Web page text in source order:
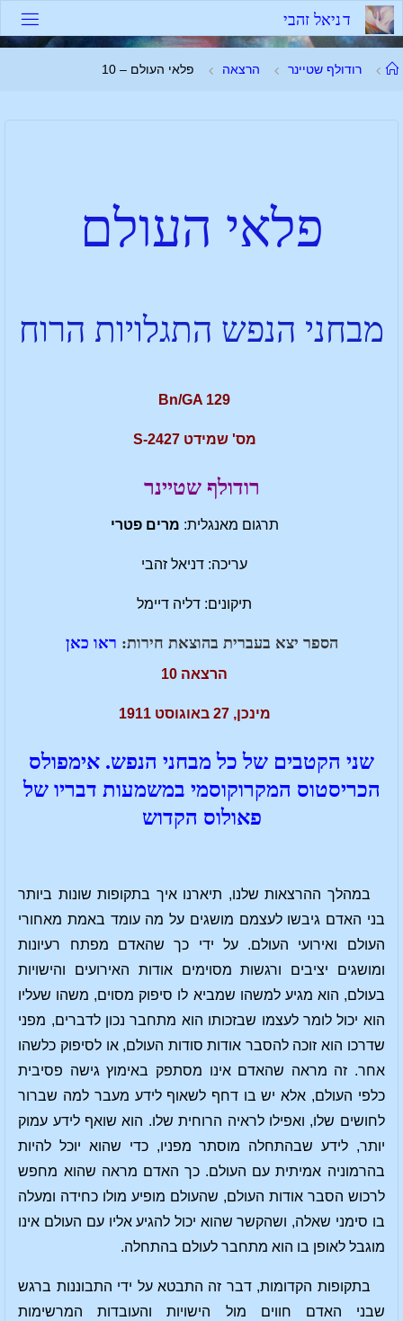
דניאל זהבי
רודולף שטיינר הרצאה פלאי העולם – 10
פלאי העולם
מבחני הנפש התגלויות הרוח
Bn/GA 129
מס' שמידט S-2427
רודולף שטיינר
תרגום מאנגלית: מרים פטרי
עריכה: דניאל זהבי
תיקונים: דליה דיימל
הספר יצא בעברית בהוצאת חירות: ראו כאן
הרצאה 10
מינכן, 27 באוגוסט 1911
שני הקטבים של כל מבחני הנפש. אימפולס
הכריסטוס המקרוקוסמי במשמעות דבריו של
פאולוס הקדוש
במהלך ההרצאות שלנו, תיארנו איך בתקופות שונות ביותר
בני האדם גיבשו לעצמם מושגים על מה עומד באמת מאחורי
העולם ואירועי העולם. על ידי כך שהאדם מפתח רעיונות
ומושגים יציבים ורגשות מסוימים אודות האירועים והישויות
בעולם, הוא מגיע למשהו שמביא לו סיפוק מסוים, משהו שעליו
הוא יכול לומר לעצמו שבזכותו הוא מתחבר נכון לדברים, מפני
שדרכו הוא זוכה להסבר אודות סודות העולם, או לסיפוק כלשהו
אחר. זה מראה שהאדם אינו מסתפק באימוץ גישה פסיבית
כלפי העולם, אלא יש בו דחף לשאוף לידע מעבר למה שברור
לחושים שלו, ואפילו לראיה הרוחית שלו. הוא שואף לידע עמוק
יותר, לידע שבהתחלה מוסתר מפניו, כדי שהוא יוכל להיות
בהרמוניה אמיתית עם העולם. כך האדם מראה שהוא מחפש
לרכוש הסבר אודות העולם, שהעולם מופיע מולו כחידה ומעלה
בו סימני שאלה, ושהקשר שהוא יכול להגיע אליו עם העולם אינו
מוגבל לאופן בו הוא מתחבר לעולם בהתחלה.
בתקופות הקדומות, דבר זה התבטא על ידי התבוננות ברגש
שבני האדם חווים מול הישויות והעובדות המרשימות